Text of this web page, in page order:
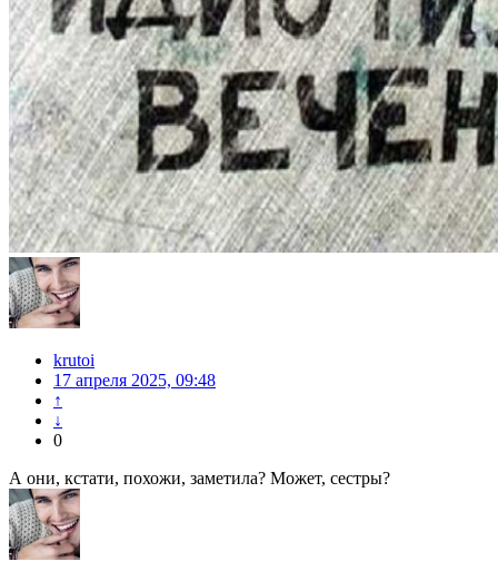
krutoi
17 апреля 2025, 09:48
↑
↓
0
А они, кстати, похожи, заметила? Может, сестры?